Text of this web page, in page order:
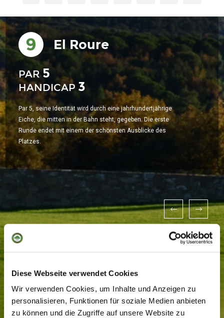
Diese Webseite verwendet Cookies
Wir verwenden Cookies, um Inhalte und Anzeigen zu
personalisieren, Funktionen für soziale Medien anbieten
zu können und die Zugriffe auf unsere Website zu
9 El Roure
PAR5
HANDICAP 3
Par 5, seine Identität wird durch eine jahrhundertjährige
Eiche, die mitten in der Bahn steht, gegeben. Die erste
Runde endet mit einem der schönsten Ausblicke des
Platzes.